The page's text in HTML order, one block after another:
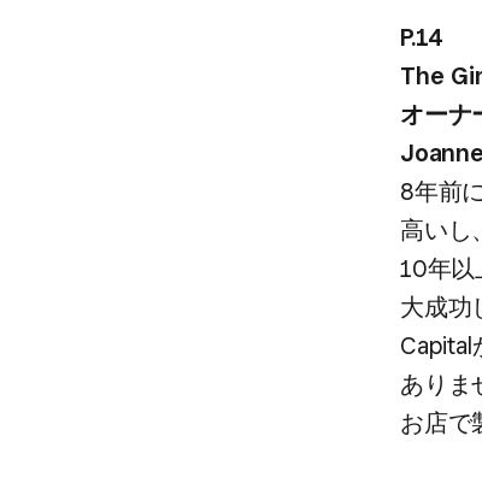
P.14
The
オーナ
8年前
高いし
10年以
大成功
Capital
ありま
お店で​